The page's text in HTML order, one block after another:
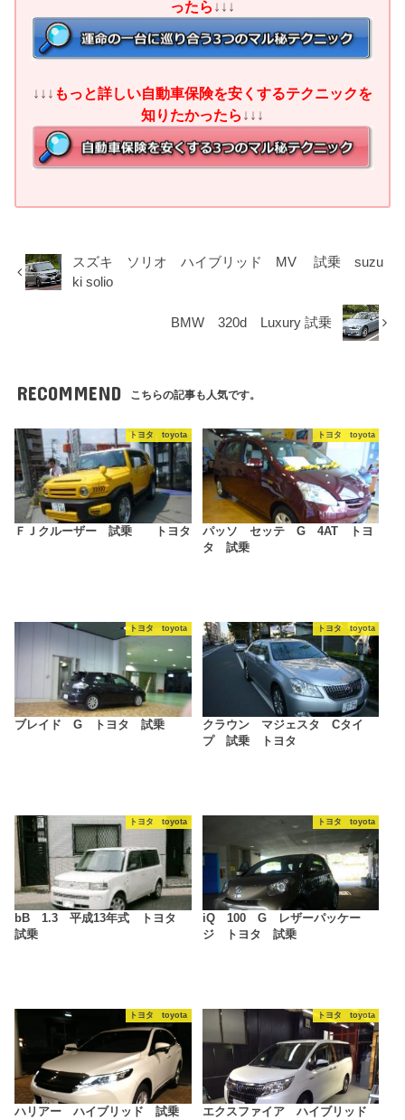
ったら ↓↓↓
↓↓↓ もっと詳しい自動車保険を安くするテクニックを
知りたかったら ↓↓↓
スズキ ソリオ ハイブリッド MV 試乗 suzu
ki solio
BMW 320d Luxury 試乗
RECOMMEND こちらの記事も人気です。
トヨタ toyota
ＦＪクルーザー 試乗 トヨタ
トヨタ toyota
パッソ セッテ G 4AT トヨ
タ 試乗
トヨタ toyota
ブレイド G トヨタ 試乗
トヨタ toyota
クラウン マジェスタ Cタイ
プ 試乗 トヨタ
トヨタ toyota
bB 1.3 平成13年式 トヨタ
試乗
トヨタ toyota
iQ 100 G レザーパッケー
ジ トヨタ 試乗
トヨタ toyota
ハリアー ハイブリッド 試乗
トヨタ toyota
エクスファイア ハイブリッド